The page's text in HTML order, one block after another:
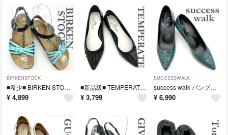
BIRKENSTOCK
■希少■ BIRKEN STOCK バリ サンダル アンクルストラップ スカイブルー×グレー 2386T
¥ 4,899
■新品級■ TEMPERATE レインシューズ PVC リボン ポインテッドトゥ ブラック 2385T
¥ 3,799
SUCCESSWALK
success walk パンプス ポインテッドトゥ 型押し グリーン 2382T
¥ 6,990